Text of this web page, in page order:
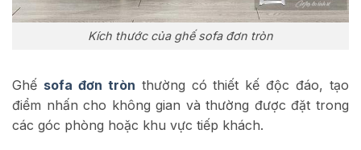
Kích thước của ghế sofa đơn tròn
Ghế sofa đơn tròn thường có thiết kế độc đáo, tạo
điểm nhấn cho không gian và thường được đặt trong
các góc phòng hoặc khu vực tiếp khách.